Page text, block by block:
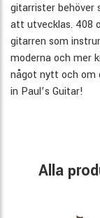
gitarrister
att utvecklas. 408
gitarren som
moderna och mer
något nytt och om
in Paul’s Guitar!
Alla